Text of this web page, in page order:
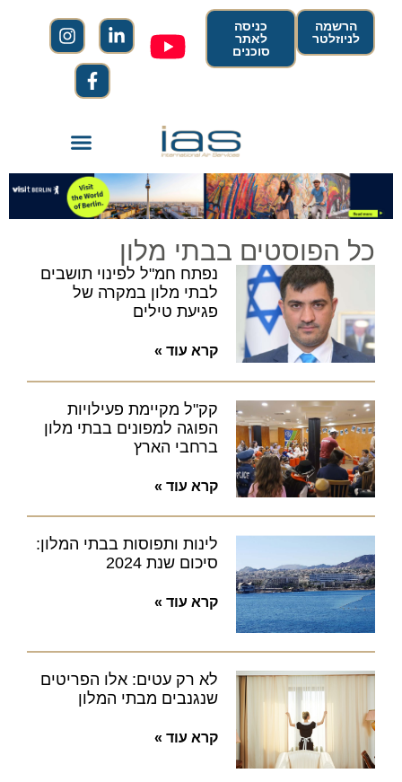
הרשמה
לניוזלטר
כניסה
לאתר
סוכנים
כל הפוסטים בבתי מלון
נפתח חמ"ל לפינוי תושבים
לבתי מלון במקרה של
פגיעת טילים
קרא עוד »
קק"ל מקיימת פעילויות
הפוגה למפונים בבתי מלון
ברחבי הארץ
קרא עוד »
לינות ותפוסות בבתי המלון:
סיכום שנת 2024
קרא עוד »
לא רק עטים: אלו הפריטים
שנגנבים מבתי המלון
קרא עוד »